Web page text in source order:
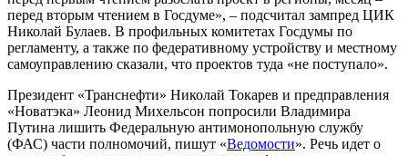
перед вторым чтением в Госдуме», – подсчитал зампред ЦИК
Николай Булаев. В профильных комитетах Госдумы по
регламенту, а также по федеративному устройству и местному
самоуправлению сказали, что проектов туда «не поступало».
Президент «Транснефти» Николай Токарев и предправления
«Новатэка» Леонид Михельсон попросили Владимира
Путина лишить Федеральную антимонопольную службу
(ФАС) части полномочий, пишут «Ведомости». Речь идет о